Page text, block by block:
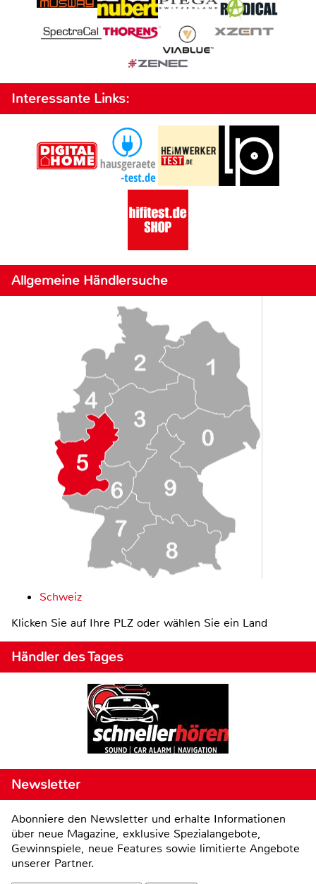
Interessante Links:
Allgemeine Händlersuche
Schweiz
Klicken Sie auf Ihre PLZ oder wählen Sie ein Land
Händler des Tages
Newsletter
Abonniere den Newsletter und erhalte Informationen
über neue Magazine, exklusive Spezialangebote,
Gewinnspiele, neue Features sowie limitierte Angebote
unserer Partner.